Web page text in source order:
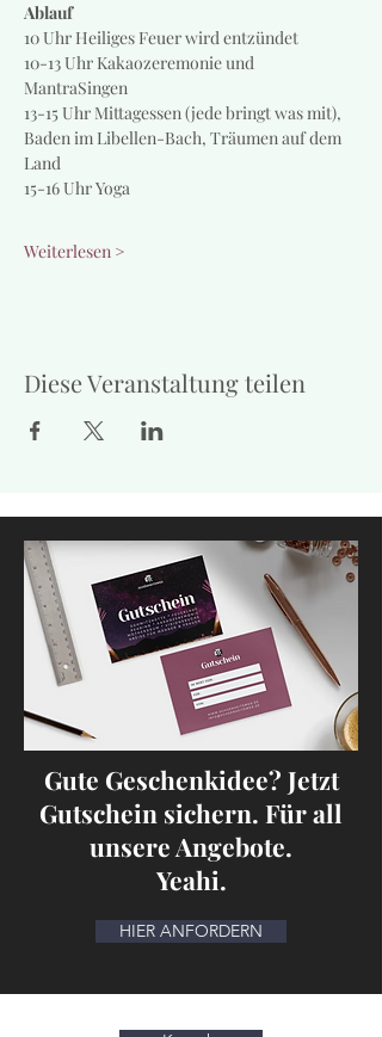
Ablauf
10 Uhr Heiliges Feuer wird entzündet
10-13 Uhr Kakaozeremonie und
MantraSingen
13-15 Uhr Mittagessen (jede bringt was mit),
Baden im Libellen-Bach, Träumen auf dem
Land
15-16 Uhr Yoga
Weiterlesen >
Diese Veranstaltung teilen
Gute Geschenkidee? Jetzt
Gutschein sichern. Für all
unsere Angebote.
Yeahi.
HIER ANFORDERN